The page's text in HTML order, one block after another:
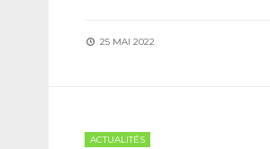
25 MAI 2022
ACTUALITÉS